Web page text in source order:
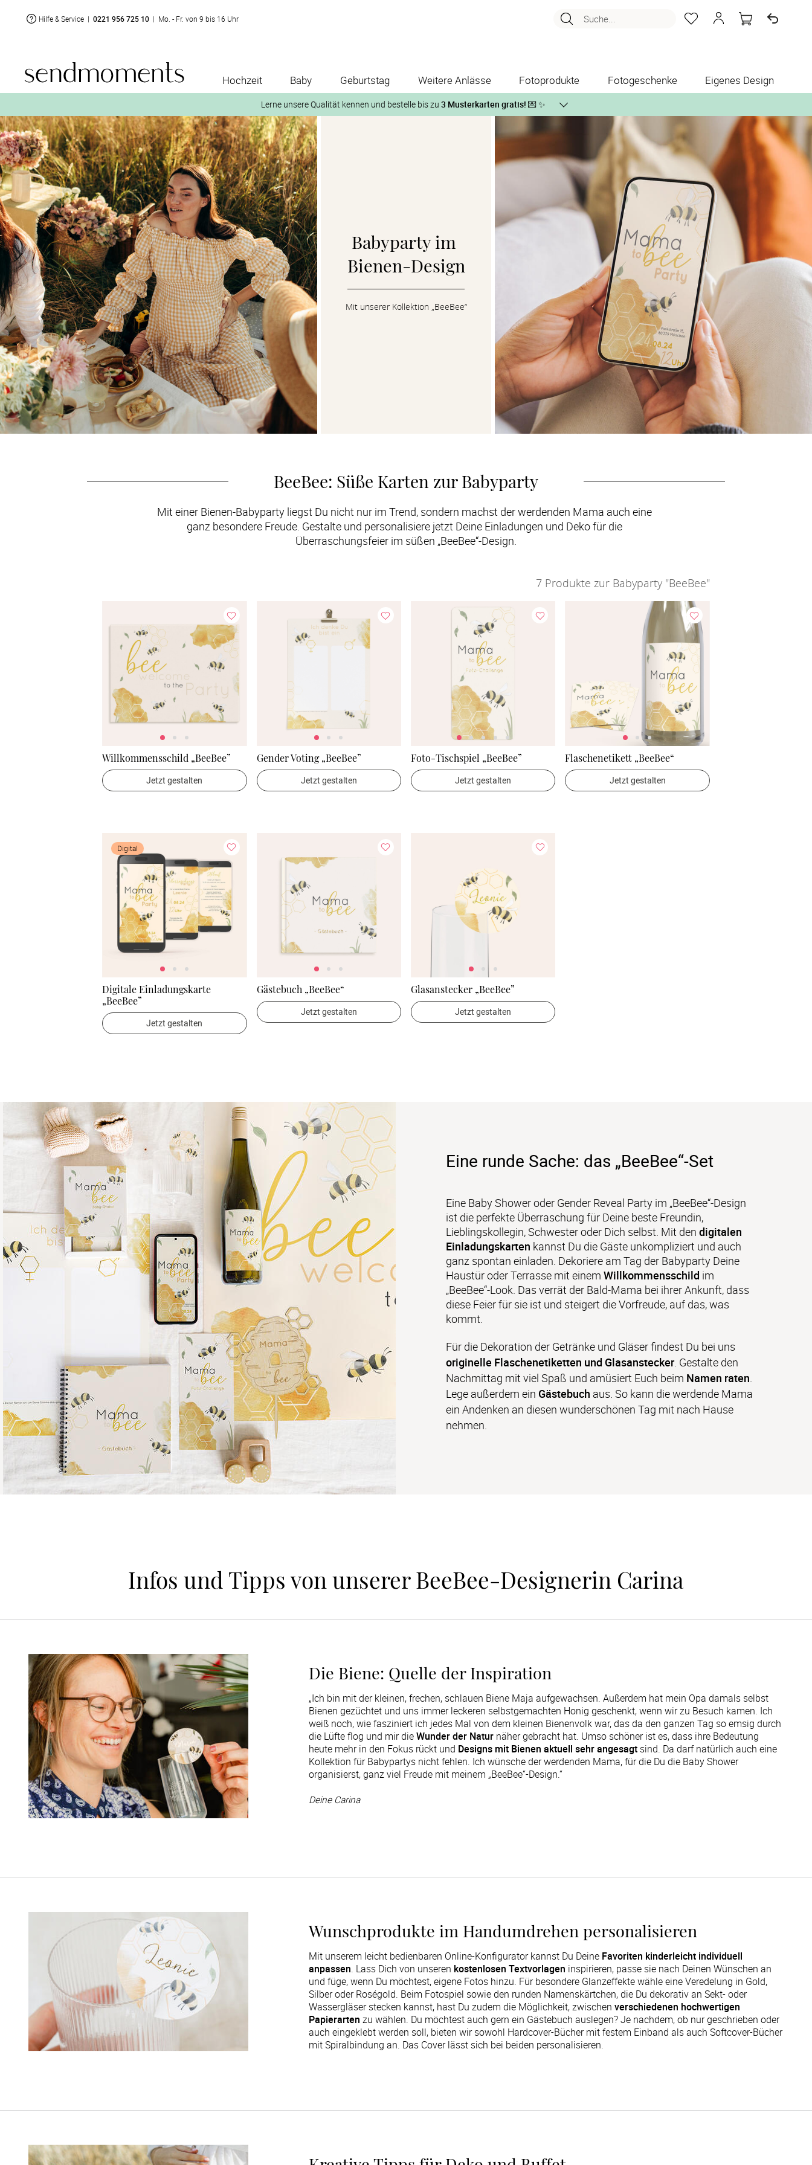
Hilfe & Service | 0221 956 725 10 | Mo. - Fr. von 9 bis 16 Uhr Suche...
Hochzeit Baby Geburtstag Weitere Anlässe Fotoprodukte Fotogeschenke Eigenes Design
Lerne unsere Qualität kennen und bestelle bis zu 3 Musterkarten gratis! 💌 ✨
1. Wähle bis zu 3 Kartendesigns
2. Aktiviere „kostenlose Musterkarte“
auf der jeweiligen Produktseite und lasse Dir die Karten kostenlos per Post zusenden.
Babyparty im
Bienen-Design
Mit unserer Kollektion „BeeBee“
BeeBee: Süße Karten zur Babyparty
Mit einer Bienen-Babyparty liegst Du nicht nur im Trend, sondern machst der werdenden Mama auch eine
ganz besondere Freude. Gestalte und personalisiere jetzt Deine Einladungen und Deko für die
Überraschungsfeier im süßen „BeeBee“-Design.
7 Produkte zur Babyparty "BeeBee"
Willkommensschild „BeeBee”
Jetzt gestalten
Gender Voting „BeeBee”
Jetzt gestalten
Foto-Tischspiel „BeeBee”
Jetzt gestalten
Flaschenetikett „BeeBee“
Jetzt gestalten
Digital
Digitale Einladungskarte
„BeeBee”
Jetzt gestalten
Gästebuch „BeeBee“
Jetzt gestalten
Glasanstecker „BeeBee”
Jetzt gestalten
Eine runde Sache: das „BeeBee“-Set
Eine Baby Shower oder Gender Reveal Party im „BeeBee“-Design
ist die perfekte Überraschung für Deine beste Freundin,
Lieblingskollegin, Schwester oder Dich selbst. Mit den digitalen
Einladungskarten kannst Du die Gäste unkompliziert und auch
ganz spontan einladen. Dekoriere am Tag der Babyparty Deine
Haustür oder Terrasse mit einem Willkommensschild im
„BeeBee“-Look. Das verrät der Bald-Mama bei ihrer Ankunft, dass
diese Feier für sie ist und steigert die Vorfreude, auf das, was
kommt.
originelle Flaschenetiketten und Glasanstecker. Gestalte den
Nachmittag mit viel Spaß und amüsiert Euch beim Namen raten.
Lege außerdem ein Gästebuch aus. So kann die werdende Mama
ein Andenken an diesen wunderschönen Tag mit nach Hause
nehmen.
Infos und Tipps von unserer BeeBee-Designerin Carina
Die Biene: Quelle der Inspiration
„Ich bin mit der kleinen, frechen, schlauen Biene Maja aufgewachsen. Außerdem hat mein Opa damals selbst
Bienen gezüchtet und uns immer leckeren selbstgemachten Honig geschenkt, wenn wir zu Besuch kamen. Ich
weiß noch, wie fasziniert ich jedes Mal von dem kleinen Bienenvolk war, das da den ganzen Tag so emsig durch
die Lüfte flog und mir dieWunder der Naturnäher gebracht hat. Umso schöner ist es, dass ihre Bedeutung
heute mehr in den Fokus rückt und Designs mit Bienen aktuell sehr angesagtsind. Da darf natürlich auch eine
Kollektion für Babypartys nicht fehlen. Ich wünsche der werdenden Mama, für die Du die Baby Shower
organisierst, ganz viel Freude mit meinem „BeeBee“-Design.“
Deine Carina
Wunschprodukte im Handumdrehen personalisieren
Mit unserem leicht bedienbaren Online-Konfigurator kannst Du Deine Favoriten kinderleicht individuell
anpassen. Lass Dich von unseren kostenlosen Textvorlagen inspirieren, passe sie nach Deinen Wünschen an
und füge, wenn Du möchtest, eigene Fotos hinzu. Für besondere Glanzeffekte wähle eine Veredelung in Gold,
Silber oder Roségold. Beim Fotospiel sowie den runden Namenskärtchen, die Du dekorativ an Sekt- oder
Wassergläser stecken kannst, hast Du zudem die Möglichkeit, zwischen verschiedenen hochwertigen
Papierarten zu wählen. Du möchtest auch gern ein Gästebuch auslegen? Je nachdem, ob nur geschrieben oder
auch eingeklebt werden soll, bieten wir sowohl Hardcover-Bücher mit festem Einband als auch Softcover-Bücher
mit Spiralbindung an. Das Cover lässt sich bei beiden personalisieren.